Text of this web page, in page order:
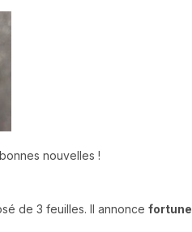
nouvelles !
de 3 feuilles. Il annonce fortune